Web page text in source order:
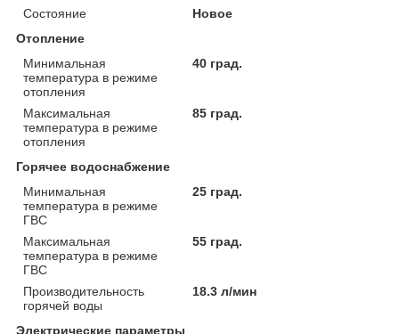
Состояние
Новое
Отопление
Минимальная
температура в режиме
отопления
40 град.
Максимальная
температура в режиме
отопления
85 град.
Горячее водоснабжение
Минимальная
температура в режиме
ГВС
25 град.
Максимальная
температура в режиме
ГВС
55 град.
Производительность
горячей воды
18.3 л/мин
Электрические параметры